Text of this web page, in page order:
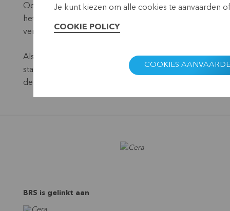
Ook de andere workshops konden op veel bijval
het uitwisselen van ervaring tussen de deelnemende
verder worden verrijkt”, zegt Wilfredo Gonzáles,
Als afsluiter van de BRS-Managementtraining was er
stability in the turmoil of Central America?”. De CEO’s
debat over hoe microfinanciering zelfs in turbulente
BRS is gelinkt aan
Je kunt kiezen om alle cookies te aanvaarden
COOKIE POLICY
COOKIES